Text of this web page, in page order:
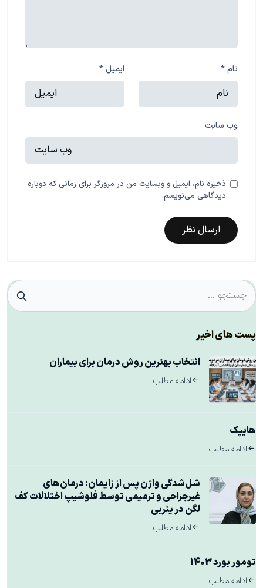
نام* ایمیل*
وب‌ سایت
ذخیره نام، ایمیل و وبسایت من در مرورگر برای زمانی که دوباره
دیدگاهی می‌نویسم.
پست های اخیر
انتخاب بهترین روش درمان برای بیماران
ادامه مطلب
هایپک
ادامه مطلب
شل‌شدگی واژن پس از زایمان: درمان‌های
غیرجراحی و ترمیمی توسط فلوشیپ اختلالات کف
لگن در یثربی
ادامه مطلب
تومور بورد 1403
ادامه مطلب